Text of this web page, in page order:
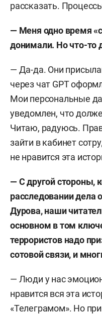
рассказать.
— Меня одно время
донимали. Но что-то
— Да-да. Они
через чат GPT
Мои персональные
уведомлен, что
Читаю, радуюсь.
зайти в кабинет
не нравится эта
— С другой стороны,
расследовании дела
Дурова, наши
основном в том
террористов надо
сотовой связи, и
— Люди у нас
нравится вся эта
«Телеграмом». Но